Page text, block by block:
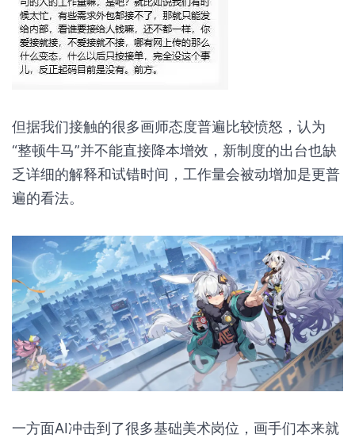
但据我们接触的很多画师态度普遍比较愤怒，认为
“整顿牛马”并不能直接降本增效，新制度的出台也缺
乏详细的解释和试错时间，工作量会被动增加是更普
遍的看法。
一方面AI冲击到了很多基础美术岗位，画手们本来就